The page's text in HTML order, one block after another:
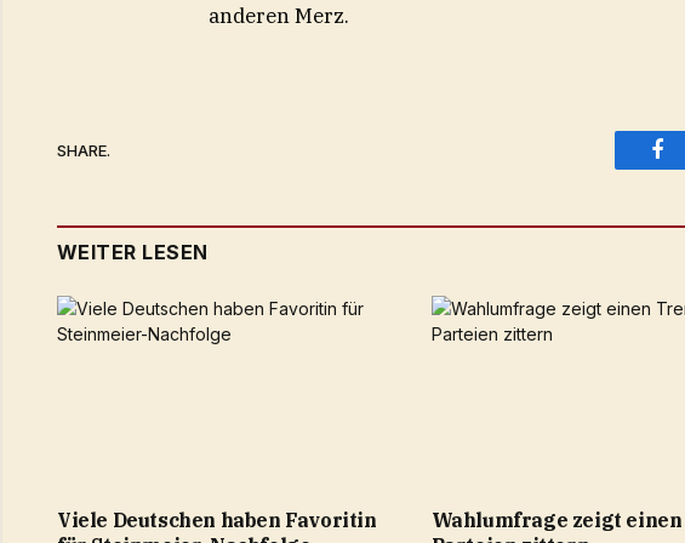
anderen Merz.
SHARE.
WEITER LESEN
Viele Deutschen haben Favoritin
Wahlumfrage zeigt